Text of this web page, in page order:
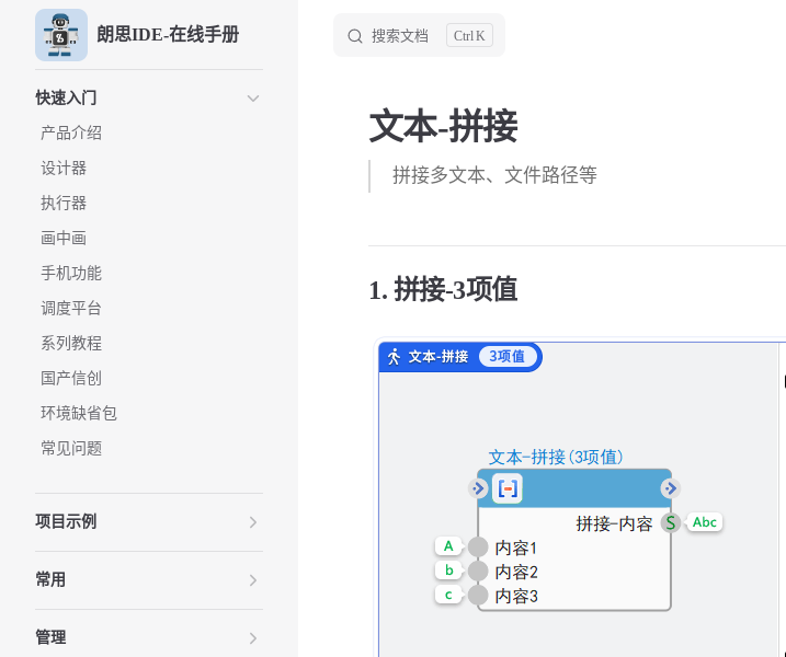
Skip to content朗思IDE-在线手册 搜索文档 K
快速入门
产品介绍
设计器
执行器
画中画
手机功能
调度平台
系列教程
国产信创
环境缺省包
常见问题
项目示例
常用
管理
文本-拼接
拼接多文本、文件路径等
1. 拼接-3项值